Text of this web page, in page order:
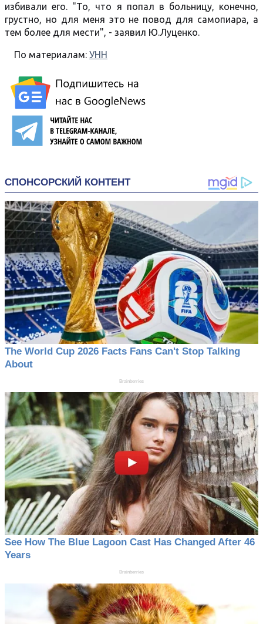
избивали его. "То, что я попал в больницу, конечно,
грустно, но для меня это не повод для самопиара, а
тем более для мести", - заявил Ю.Луценко.
По материалам: УНН